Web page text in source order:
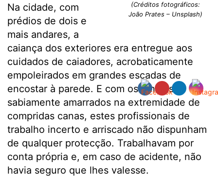
(Créditos fotográficos:
João Prates – Unsplash)
Na cidade, com
prédios de dois e
mais andares, a
caiança dos exteriores era entregue aos
cuidados de caiadores, acrobaticamente
empoleirados em grandes escadas de
encostar à parede. E com os pincéis
sabiamente amarrados na extremidade de
compridas canas, estes profissionais de
trabalho incerto e arriscado não dispunham
de qualquer protecção. Trabalhavam por
conta própria e, em caso de acidente, não
havia seguro que lhes valesse.